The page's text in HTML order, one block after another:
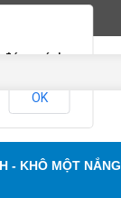
- KHÔ MỘT NẮNG
cách.
OK